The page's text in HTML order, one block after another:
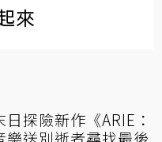
來
探險新作《ARIE：
樂送別逝者尋找最後